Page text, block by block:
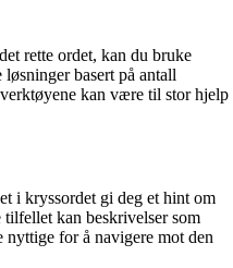
rette ordet, kan du bruke
basert på antall
kan være til stor hjelp
i kryssordet gi deg et hint om
kan beskrivelser som
for å navigere mot den